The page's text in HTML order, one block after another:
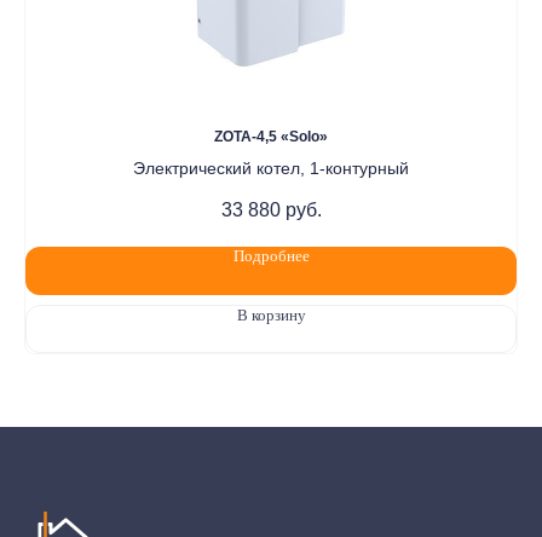
ZOTA-4,5 «Solo»
Электрический котел, 1-контурный
33 880 руб.
Подробнее
В корзину